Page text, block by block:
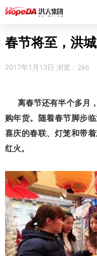
春节将至，洪
2017年1月13日 浏览：266
离春节还有半个多月
购年货。随着春节脚步
喜庆的春联、灯笼和带
红火。